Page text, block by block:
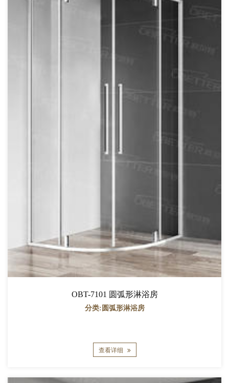
OBT-7101 圆弧形淋浴房
分类:圆弧形淋浴房
查看详细